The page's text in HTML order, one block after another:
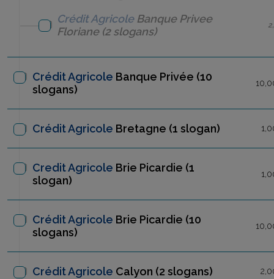
Crédit AgricoleBanque Privee
Floriane(2 slogans)
Crédit Agricole Banque Privée (10
slogans)
Crédit Agricole Bretagne (1 slogan)
Credit Agricole Brie Picardie (1
slogan)
Crédit Agricole Brie Picardie (10
slogans)
Crédit Agricole Calyon (2 slogans)